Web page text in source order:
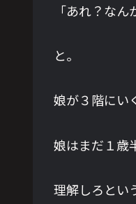
「あれ？な
と。
娘が３階にい
娘はまだ１歳
理解しろとい